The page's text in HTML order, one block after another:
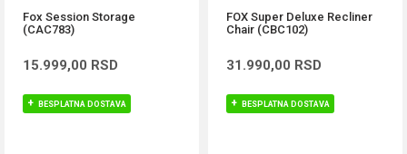
Fox Session Storage
(CAC783)
15.999,00 RSD
BESPLATNA DOSTAVA
FOX Super Deluxe Recliner
Chair (CBC102)
31.990,00 RSD
BESPLATNA DOSTAVA